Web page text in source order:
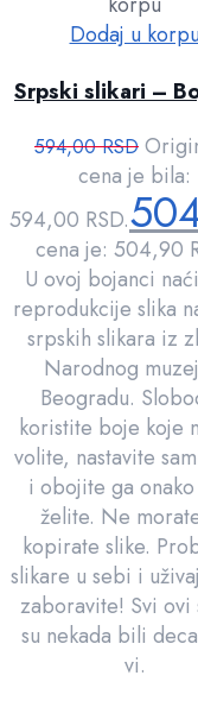
Dodaj u
Srpski slikari –
594,00RSD
cena je bila:
594,00 RSD.
cena je: 504,90
U ovoj bojanci
reprodukcije slika
srpskih slikara iz
Narodnog
Beogradu.
koristite boje koje
volite, nastavite
i obojite ga onako
želite. Ne
kopirate slike.
slikare u sebi i
zaboravite! Svi ovi
su nekada bili
vi.